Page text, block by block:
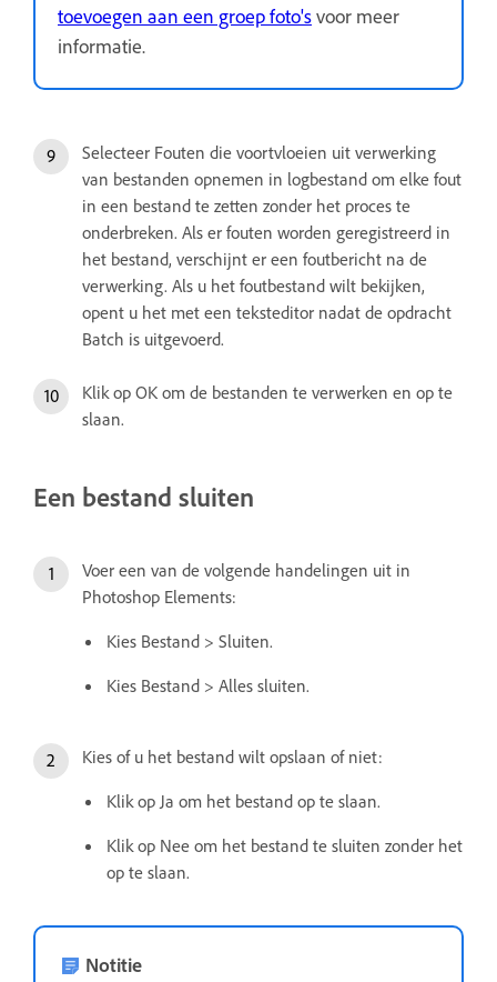
toevoegen aan een groep foto'svoor meer
informatie.
Selecteer Fouten die voortvloeien uit verwerking
van bestanden opnemen in logbestand om elke fout
in een bestand te zetten zonder het proces te
onderbreken. Als er fouten worden geregistreerd in
het bestand, verschijnt er een foutbericht na de
verwerking. Als u het foutbestand wilt bekijken,
opent u het met een teksteditor nadat de opdracht
Batch is uitgevoerd.
Klik op OK om de bestanden te verwerken en op te
slaan.
Een bestand sluiten
Voer een van de volgende handelingen uit in
Photoshop Elements:
Kies Bestand > Sluiten.
Kies Bestand > Alles sluiten.
Kies of u het bestand wilt opslaan of niet:
Klik op Ja om het bestand op te slaan.
Klik op Nee om het bestand te sluiten zonder het
op te slaan.
Notitie